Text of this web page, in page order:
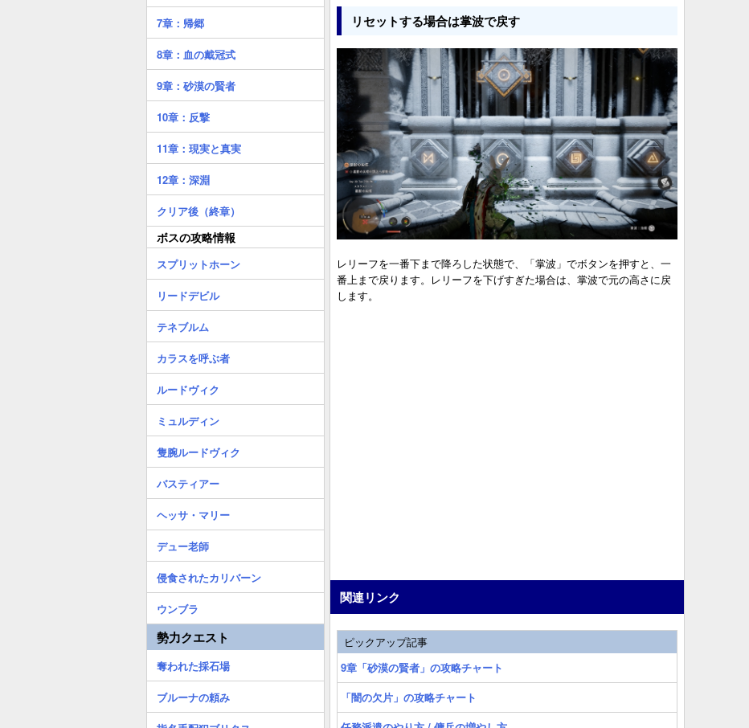
リセットする場合は掌波で戻す
レリーフを一番下まで降ろした状態で、「掌波」でボタンを押すと、一
番上まで戻ります。レリーフを下げすぎた場合は、掌波で元の高さに戻
します。
関連リンク
ピックアップ記事
9章「砂漠の賢者」の攻略チャート
「闇の欠片」の攻略チャート
7章：帰郷
8章：血の戴冠式
9章：砂漠の賢者
10章：反撃
11章：現実と真実
12章：深淵
クリア後（終章）
ボスの攻略情報
スプリットホーン
リードデビル
テネブルム
カラスを呼ぶ者
ルードヴィク
ミュルディン
隻腕ルードヴィク
バスティアー
ヘッサ・マリー
デュー老師
侵食されたカリバーン
ウンブラ
勢力クエスト
奪われた採石場
ブルーナの頼み